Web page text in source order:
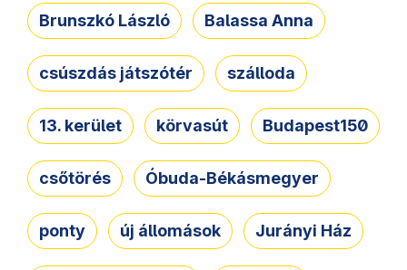
Brunszkó László Balassa Anna
csúszdás játszótér szálloda
13. kerület körvasút Budapest150
csőtörés Óbuda-Békásmegyer
ponty új állomások Jurányi Ház